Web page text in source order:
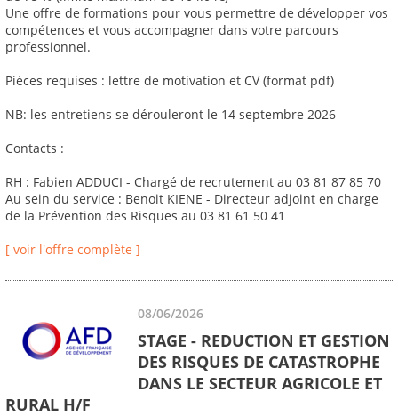
Une offre de formations pour vous permettre de développer vos
compétences et vous accompagner dans votre parcours
professionnel.
Pièces requises : lettre de motivation et CV (format pdf)
NB: les entretiens se dérouleront le 14 septembre 2026
Contacts :
RH : Fabien ADDUCI - Chargé de recrutement au 03 81 87 85 70
Au sein du service : Benoit KIENE - Directeur adjoint en charge
de la Prévention des Risques au 03 81 61 50 41
[ voir l'offre complète ]
08/06/2026
STAGE - REDUCTION ET GESTION
DES RISQUES DE CATASTROPHE
DANS LE SECTEUR AGRICOLE ET
RURAL H/F